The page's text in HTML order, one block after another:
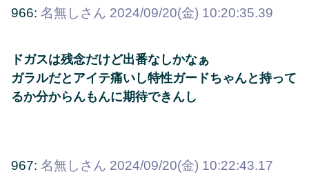
966: 名無しさん 2024/09/20(金) 10:20:35.39
ドガスは残念だけど出番なしかなぁ
ガラルだとアイテ痛いし特性ガードちゃんと持って
るか分からんもんに期待できんし
967: 名無しさん 2024/09/20(金) 10:22:43.17